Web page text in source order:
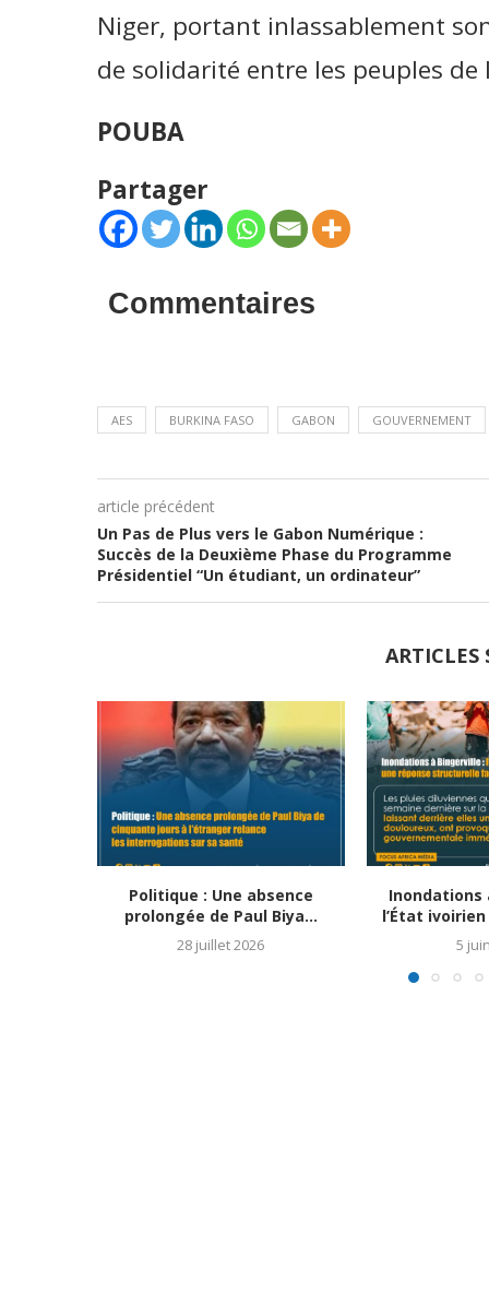
Niger, portant inlassablement
de solidarité entre les peuples de
POUBA
Partager
Commentaires
AES BURKINA FASO GABON GOUVERNEMENT
article précédent
Un Pas de Plus vers le Gabon Numérique :
Succès de la Deuxième Phase du Programme
Présidentiel “Un étudiant, un ordinateur”
ARTICLES
Politique : Une absence
prolongée de Paul Biya...
28 juillet 2026
Inondations
l’État
5